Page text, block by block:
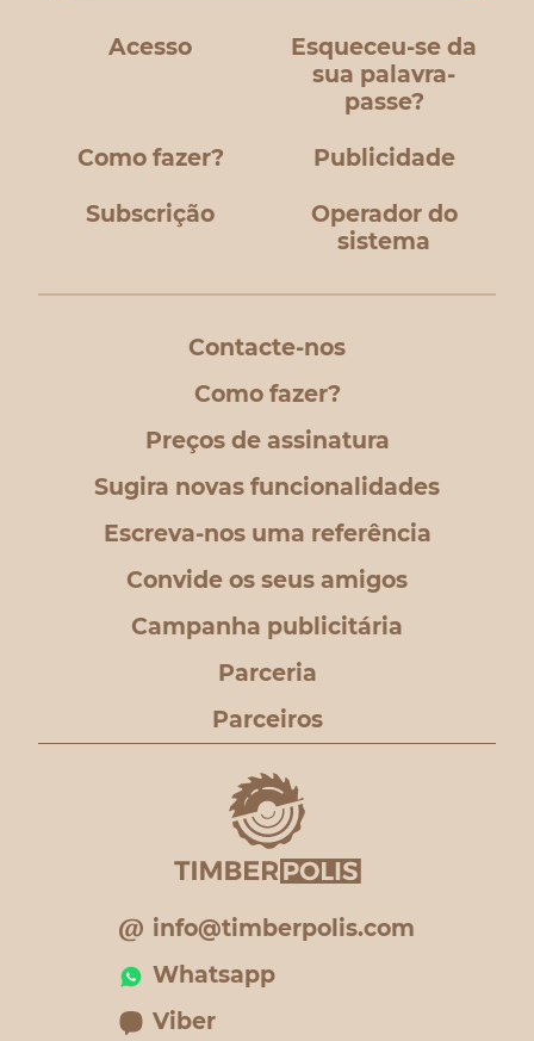
Acesso
Esqueceu-se da
sua palavra-
passe?
Como fazer? Publicidade
Subscrição
Operador do
sistema
Contacte-nos
Como fazer?
Preços de assinatura
Sugira novas funcionalidades
Escreva-nos uma referência
Convide os seus amigos
Campanha publicitária
Parceria
Parceiros
info@timberpolis.com
Whatsapp
Viber